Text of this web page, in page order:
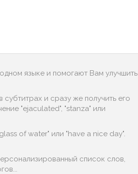
языке и помогают Вам улучшить
и сразу же получить его
"ejaculated", "stanza" или
of water" или "have a nice day".
список слов,